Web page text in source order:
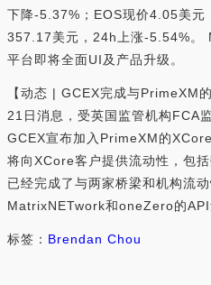
下降-5.37%；EOS现价4.05美
357.17美元，24h上涨-5.54%。
平台即将全面UI及产品升级。
【动态 | GCEX完成与PrimeXM
21日消息，受英国监管机构FCA
GCEX宣布加入PrimeXM的
将向XCore客户提供流动性，包
已经完成了与两家桥梁和机构流
MatrixNETwork和oneZero的API
标签： Brendan Chou